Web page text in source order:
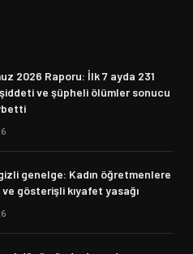
2026 Raporu: İlk 7 ayda 231
şiddeti ve şüpheli ölümler sonucu
genelge: Kadın öğretmenlere
ve gösterişli kıyafet yasağı